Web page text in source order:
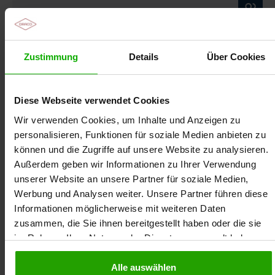
Zustimmung Details Über Cookies
Diese Webseite verwendet Cookies
Wir verwenden Cookies, um Inhalte und Anzeigen zu
personalisieren, Funktionen für soziale Medien anbieten zu
können und die Zugriffe auf unsere Website zu analysieren.
Außerdem geben wir Informationen zu Ihrer Verwendung
unserer Website an unsere Partner für soziale Medien,
Werbung und Analysen weiter. Unsere Partner führen diese
Informationen möglicherweise mit weiteren Daten
zusammen, die Sie ihnen bereitgestellt haben oder die sie
im Rahmen Ihrer Nutzung der Dienste gesammelt haben.
Alle auswählen
souverän bei der richtigen Handhabung.
Anwendung
Lagerung, Stabilität und Umgang mit speziellen
Formen
voraus. Das Zertifikat kann nur für den registrierten
Teilnehmer ausgestellt werden.
Daniel Finke ist Apotheker und neben dieser
Tätigkeit seit mehreren Jahren als Referent für